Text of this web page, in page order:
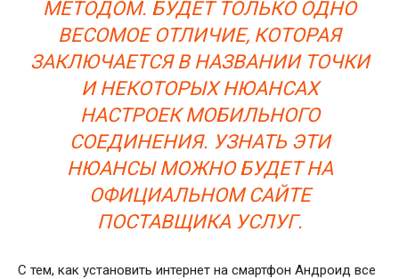
МЕТОДОМ. БУДЕТ ТОЛЬКО ОДНО
ВЕСОМОЕ ОТЛИЧИЕ, КОТОРАЯ
ЗАКЛЮЧАЕТСЯ В НАЗВАНИИ ТОЧКИ
И НЕКОТОРЫХ НЮАНСАХ
НАСТРОЕК МОБИЛЬНОГО
СОЕДИНЕНИЯ. УЗНАТЬ ЭТИ
НЮАНСЫ МОЖНО БУДЕТ НА
ОФИЦИАЛЬНОМ САЙТЕ
ПОСТАВЩИКА УСЛУГ.
С тем, как установить интернет на смартфон Андроид все